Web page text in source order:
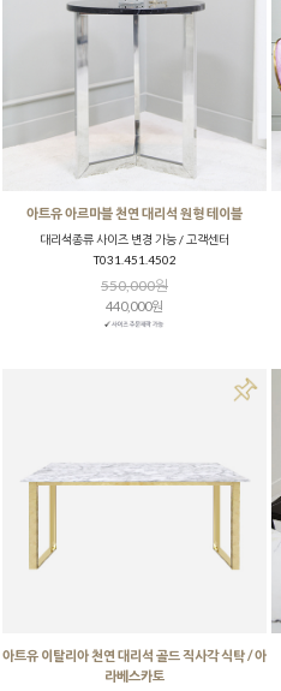
아트유 아르마블 천연 대리석 원형 테이블
대리석종류 사이즈 변경 가능 / 고객센터
T031.451.4502
550,000원
440,000원
아트유 이탈리아 천연 대리석 골드 직사각 식탁 / 아
라베스카토